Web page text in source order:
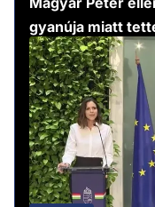
gyanúja miatt